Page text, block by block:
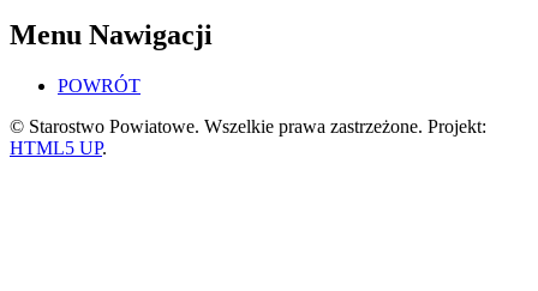
Menu Nawigacji
POWRÓT
© Starostwo Powiatowe. Wszelkie prawa zastrzeżone. Projekt:
HTML5 UP.